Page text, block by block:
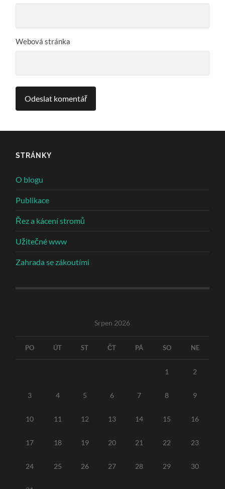
Webová stránka
STRÁNKY
O blogu
Publikace
Řez a kácení stromů
Užitečné www
Zahrada se zákoutími
Srpen 2026
PO ÚT ST ČT PÁ SO NE
1 2
3 4 5 6 7 8 9
10 11 12 13 14 15 16
17 18 19 20 21 22 23
24 25 26 27 28 29 30